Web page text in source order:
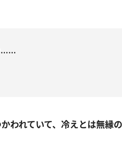
……
れていて、冷えとは無縁